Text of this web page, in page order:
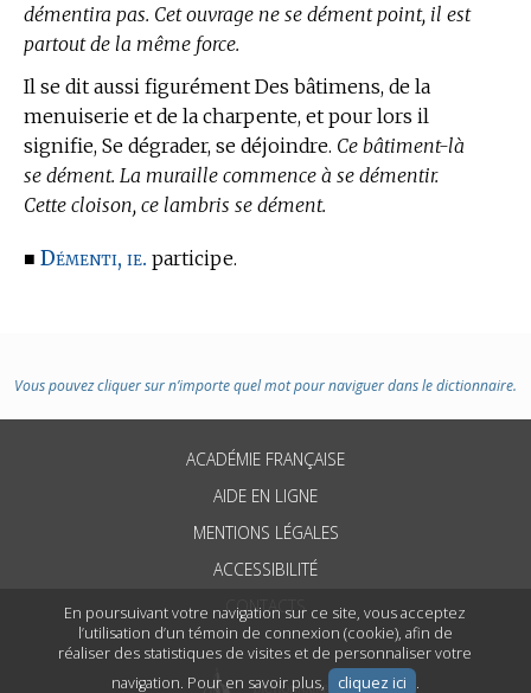
En poursuivant votre navigation sur ce site, vous acceptez
l’utilisation d’un témoin de connexion (cookie), afin de
réaliser des statistiques de visites et de personnaliser votre
navigation. Pour en savoir plus,
cliquez ici .
démentira pas. Cet ouvrage ne se dément point, il est
partout de la même force.
Il se dit aussi figurément Des bâtimens, de la
menuiserie et de la charpente, et pour lors il
signifie, Se dégrader, se déjoindre. Ce bâtiment-là
se dément. La muraille commence à se démentir.
Cette cloison, ce lambris se dément.
■ Démenti, ie. participe.
Vous pouvez cliquer sur n’importe quel mot pour naviguer dans le dictionnaire.
ACADÉMIE FRANÇAISE
AIDE EN LIGNE
MENTIONS LÉGALES
ACCESSIBILITÉ
CONTACTS